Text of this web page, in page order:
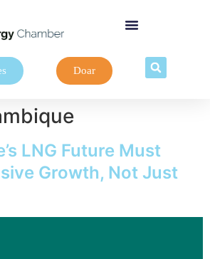
Doar
LNG Future Must
Growth, Not Just